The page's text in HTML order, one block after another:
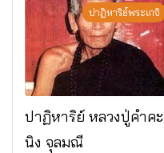
ดาราภิรมย์ อ.แม่ริม
จ.เชียงใหม่
ปาฏิหาริย์พระเกจิ
ปาฏิหาริย์ หลวงปู่คำคะ
นิง จุลมณี